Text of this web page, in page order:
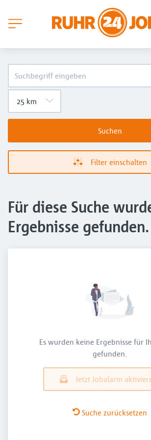
Suchen
Filter einschalten
Für diese Suche
Ergebnisse gefunden.
Es wurden keine Ergebnisse für
gefunden.
Jetzt Jobalarm
Suche zurücksetzen